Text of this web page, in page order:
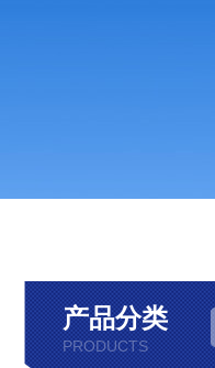
产品分类
PRODUCTS